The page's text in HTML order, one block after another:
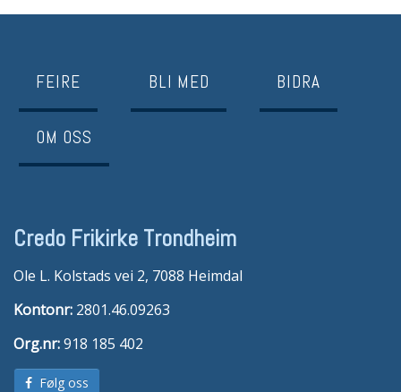
FEIRE BLI MED BIDRA
OM OSS
Credo Frikirke Trondheim
Ole L. Kolstads vei 2, 7088 Heimdal
Kontonr: 2801.46.09263
Org.nr:918 185 402
Følg oss